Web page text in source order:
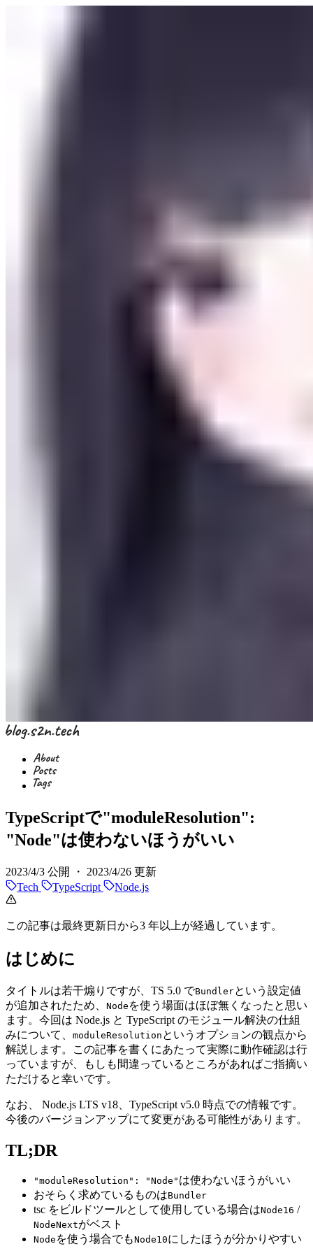
TypeScriptで"moduleResolution":
"Node"は使わないほうがいい
2023/4/3 公開 ・ 2023/4/26 更新
Tech
TypeScript Node.js
この記事は最終更新日から3 年以上が経過しています。
はじめに
タイトルは若干煽りですが、TS 5.0 でBundlerという設定値
が追加されたため、 Node を使う場面はほぼ無くなったと思い
ます。今回は Node.js と TypeScript のモジュール解決の仕組
みについて、 moduleResolution というオプションの観点から
解説します。この記事を書くにあたって実際に動作確認は行
っていますが、もしも間違っているところがあればご指摘い
ただけると幸いです。
なお、 Node.js LTS v18、TypeScript v5.0 時点での情報です。
今後のバージョンアップにて変更がある可能性があります。
TL;DR
"moduleResolution": "Node" は使わないほうがいい
おそらく求めているものはBundler
tsc をビルドツールとして使用している場合はNode16 /
NodeNextがベスト
Node を使う場合でもNode10にしたほうが分かりやすい